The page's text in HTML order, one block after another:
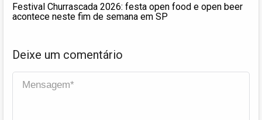
Festival Churrascada 2026: festa open food e open beer
acontece neste fim de semana em SP
Deixe um comentário